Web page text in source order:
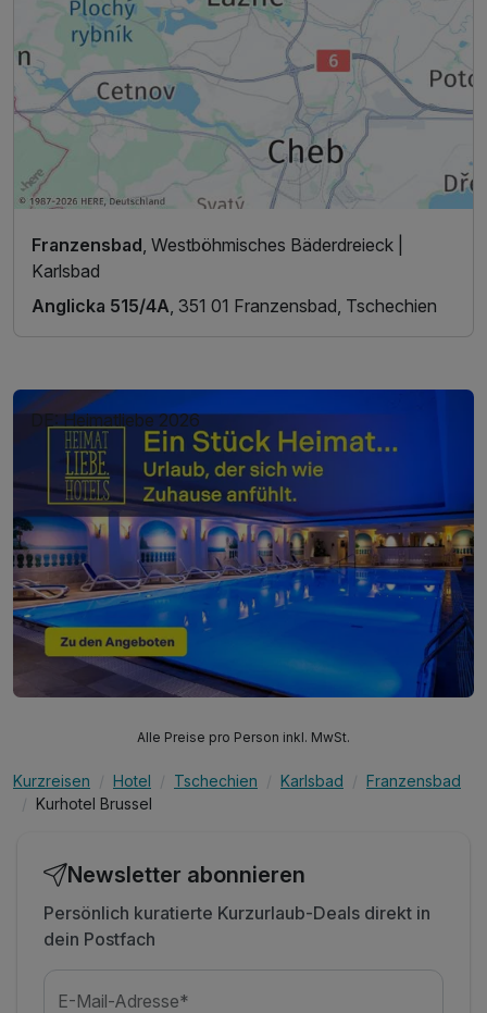
Franzensbad , Westböhmisches Bäderdreieck |
Karlsbad
Anglicka 515/4A , 351 01 Franzensbad, Tschechien
DE: Heimatliebe 2026
Alle Preise pro Person inkl. MwSt.
Kurzreisen Hotel Tschechien Karlsbad
Franzensbad
Kurhotel Brussel
Newsletter abonnieren
Persönlich kuratierte Kurzurlaub-Deals direkt in
dein Postfach
E-Mail-Adresse*